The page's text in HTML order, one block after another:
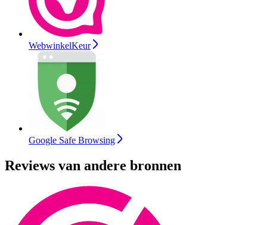
WebwinkelKeur
Google Safe Browsing
Reviews van andere bronnen